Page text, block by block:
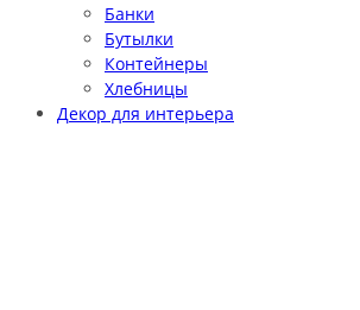
Банки
Бутылки
Контейнеры
Хлебницы
Декор для интерьера